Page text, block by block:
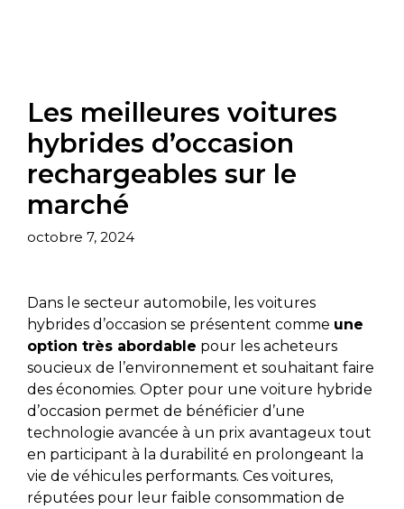
Les meilleures voitures
hybrides d’occasion
rechargeables sur le
marché
octobre 7, 2024
Dans le secteur automobile, les voitures
hybrides d’occasion se présentent comme une
option très abordable pour les acheteurs
soucieux de l’environnement et souhaitant faire
des économies. Opter pour une voiture hybride
d’occasion permet de bénéficier d’une
technologie avancée à un prix avantageux tout
en participant à la durabilité en prolongeant la
vie de véhicules performants. Ces voitures,
réputées pour leur faible consommation de